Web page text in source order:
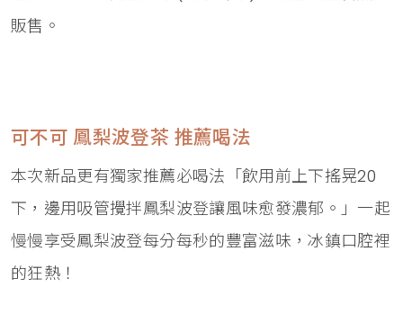
販售。
可不可 鳳梨波登茶 推薦喝法
本次新品更有獨家推薦必喝法「飲用前上下搖晃20
下，邊用吸管攪拌鳳梨波登讓風味愈發濃郁。」一起
慢慢享受鳳梨波登每分每秒的豐富滋味，冰鎮口腔裡
的狂熱！